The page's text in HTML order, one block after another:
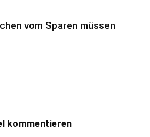
vom Sparen müssen
kommentieren